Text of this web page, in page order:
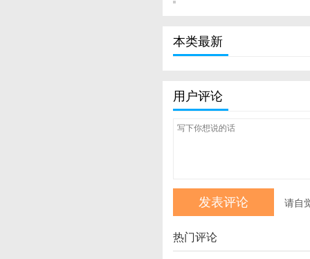
本类最新
用户评论
请自
热门评论